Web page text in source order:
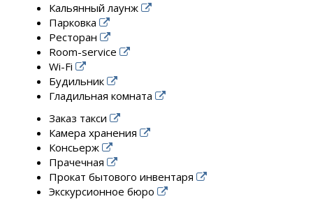
Кальянный лаунж
Парковка
Ресторан
Room-service
Wi-Fi
Будильник
Гладильная комната
Заказ такси
Камера хранения
Консьерж
Прачечная
Прокат бытового инвентаря
Экскурсионное бюро